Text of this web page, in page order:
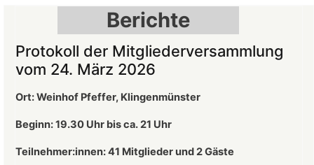
Landeck
Berichte
Protokoll der Mitgliederversammlung
vom 24. März 2026
Ort: Weinhof Pfeffer, Klingenmünster
Beginn: 19.30 Uhr bis ca. 21 Uhr
Teilnehmer:innen: 41 Mitglieder und 2 Gäste